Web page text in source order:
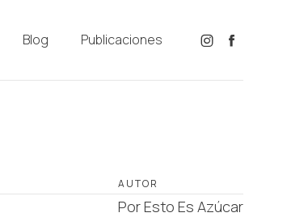
Blog Publicaciones
AUTOR
Por Esto Es Azúcar